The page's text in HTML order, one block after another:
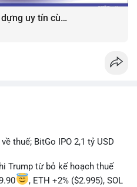
Giải pháp tìm việc làm xây dựng uy tín cùng mức lương thưởng hấp dẫn ?️
thuế; BitGo IPO 2,1 tỷ USD
Trump từ bỏ kế hoạch thuế
, ETH +2% ($2.995), SOL